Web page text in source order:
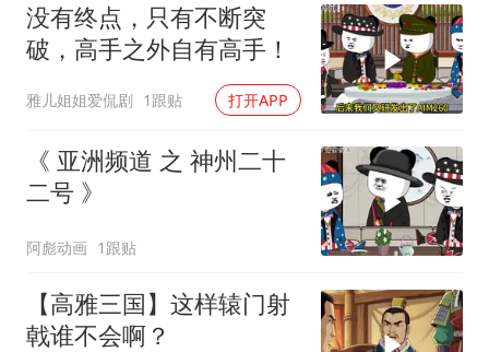
没有终点，只有不断突
破，高手之外自有高手！
雅儿姐姐爱侃剧 1跟贴 打开APP
《 亚洲频道 之 神州二十
二号 》
阿彪动画 1跟贴
【高雅三国】这样辕门射
戟谁不会啊？